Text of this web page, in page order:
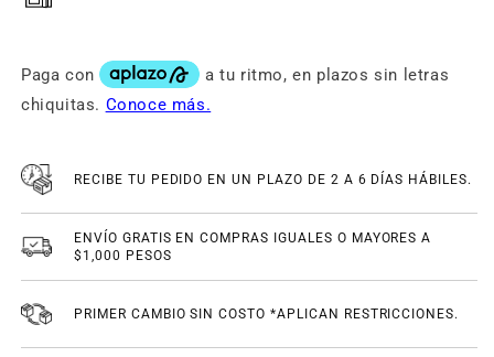
RECIBE TU PEDIDO EN UN PLAZO DE 2 A 6 DÍAS HÁBILES.
ENVÍO GRATIS EN COMPRAS IGUALES O MAYORES A
$1,000 PESOS
PRIMER CAMBIO SIN COSTO *APLICAN RESTRICCIONES.